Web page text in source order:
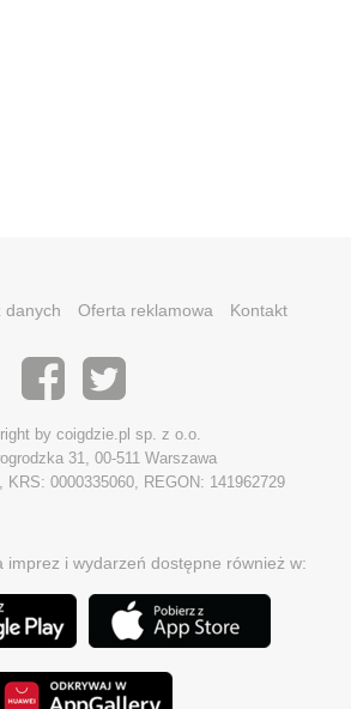
danych Oferta reklamowa Kontakt
by coigdzie.pl sp. z o.o.
31, 00-511 Warszawa
KRS: 0000335060, REGON: 141962729
imprez i wydarzeń dostępne również w: